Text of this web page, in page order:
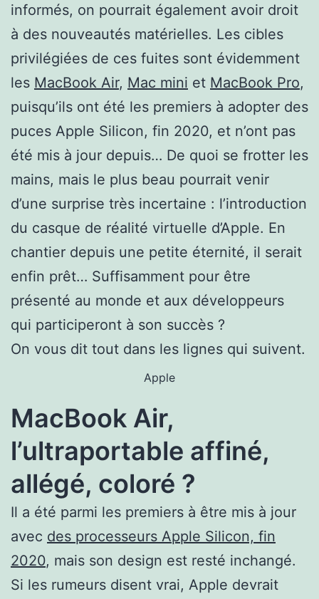
informés, on pourrait également avoir droit
à des nouveautés matérielles. Les cibles
privilégiées de ces fuites sont évidemment
les MacBook Air, Mac mini et MacBook Pro,
puisqu’ils ont été les premiers à adopter des
puces Apple Silicon, fin 2020, et n’ont pas
été mis à jour depuis… De quoi se frotter les
mains, mais le plus beau pourrait venir
d’une surprise très incertaine : l’introduction
du casque de réalité virtuelle d’Apple. En
chantier depuis une petite éternité, il serait
enfin prêt… Suffisamment pour être
présenté au monde et aux développeurs
qui participeront à son succès ?
On vous dit tout dans les lignes qui suivent.
Apple
MacBook Air,
l’ultraportable affiné,
allégé, coloré ?
Il a été parmi les premiers à être mis à jour
avec des processeurs Apple Silicon, fin
2020, mais son design est resté inchangé.
Si les rumeurs disent vrai, Apple devrait